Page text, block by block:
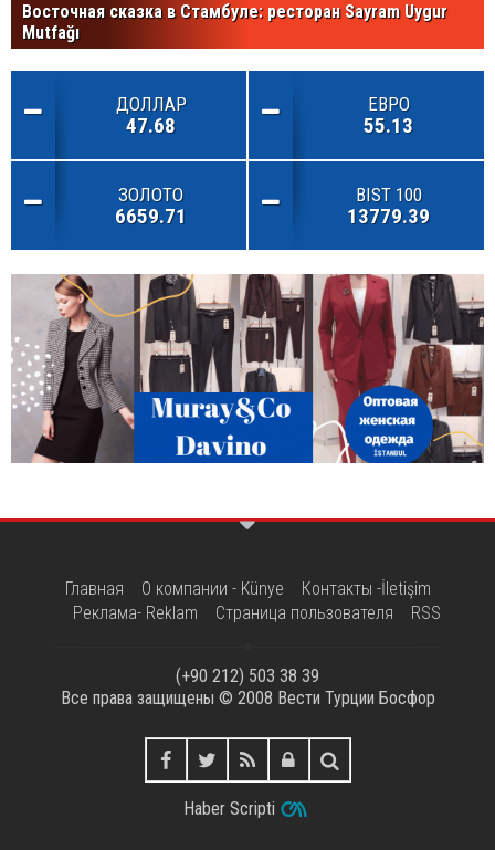
Восточная сказка в Стамбуле: ресторан Sayram Uygur
Mutfağı
ДОЛЛАР
47.68
ЕВРО
55.13
ЗОЛОТО
6659.71
BIST 100
13779.39
Главная О компании - Künye
Контакты -İletişim
Реклама- Reklam
Страница пользователя RSS
(+90 212) 503 38 39
Все права защищены © 2008 Вести Турции Босфор
Haber Scripti